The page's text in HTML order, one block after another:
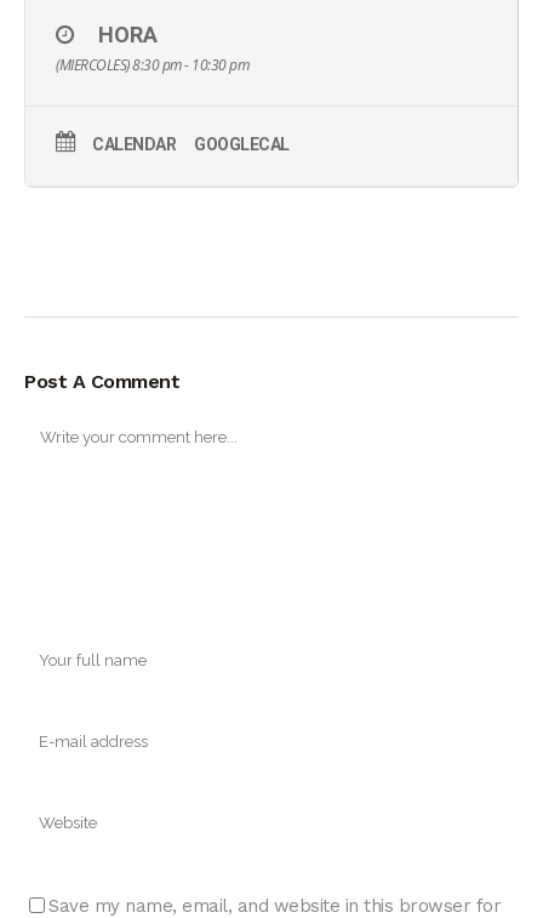
HORA
(MIERCOLES) 8:30 pm - 10:30 pm
CALENDAR GOOGLECAL
Post A Comment
Save my name, email, and website in this browser for